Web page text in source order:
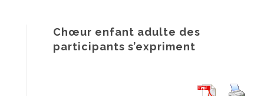
Chœur enfant adulte des
participants s’expriment